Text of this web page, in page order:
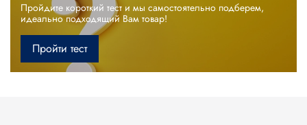
Пройдите короткий тест и мы самостоятельно подберем,
идеально подходящий Вам товар!
Пройти тест